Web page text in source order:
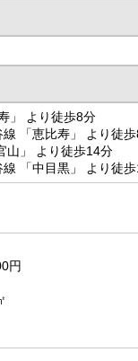
」 より徒歩8分
「恵比寿」 より徒
山」 より徒歩14分
「中目黒」 より徒
円